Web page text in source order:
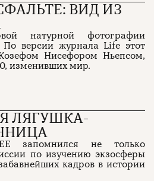
ВИД ИЗ
натурной фотографии
По версии журнала Life этот
Нисефором Ньепсом,
изменивших мир.
ЛЯГУШКА-
запомнился не только
по изучению экзосферы
кадров в истории